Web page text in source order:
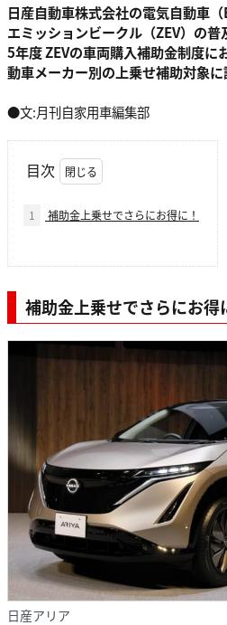
日産自動車株式会社の電気自動車
エミッションビークル（ZEV）の
5年度 ZEVの車両購入補助金制度に
動車メーカー別の上乗せ補助対象に
●文:月刊自家用車編集部
目次
1 補助金上乗せでさらにお得に！
補助金上乗せでさらにお得
日産アリア